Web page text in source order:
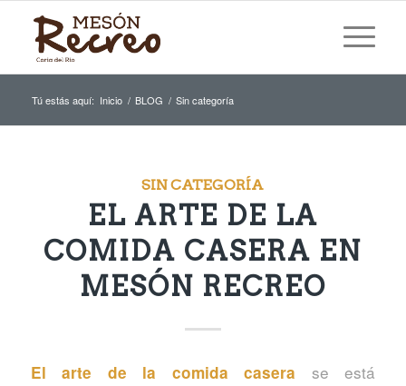
Tú estás aquí: Inicio / BLOG / Sin categoría
SIN CATEGORÍA
EL ARTE DE LA
COMIDA CASERA EN
MESÓN RECREO
El arte de la comida casera se está